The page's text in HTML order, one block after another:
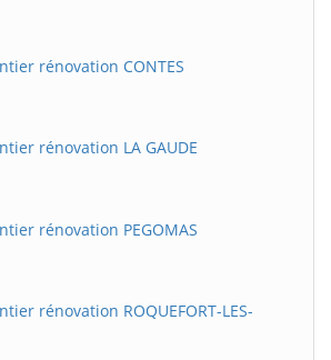
rénovation CONTES
rénovation LA GAUDE
rénovation PEGOMAS
rénovation ROQUEFORT-LES-